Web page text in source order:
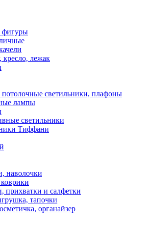
фигуры
кресло, лежак
светильники, плафоны
лампы
светильники
Тиффани
наволочки
прихватки и салфетки
тапочки
органайзер